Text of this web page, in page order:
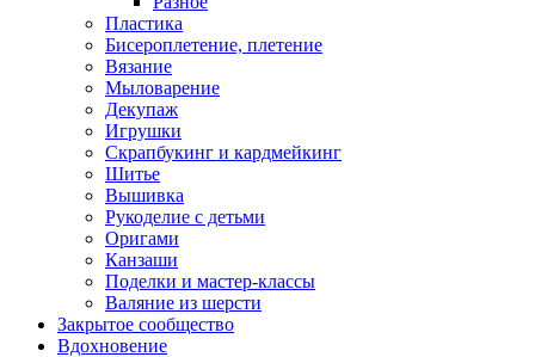
Пластика
Бисероплетение, плетение
Вязание
Мыловарение
Декупаж
Игрушки
Скрапбукинг и кардмейкинг
Шитье
Вышивка
Рукоделие с детьми
Оригами
Канзаши
Поделки и мастер-классы
Валяние из шерсти
Закрытое сообщество
Вдохновение